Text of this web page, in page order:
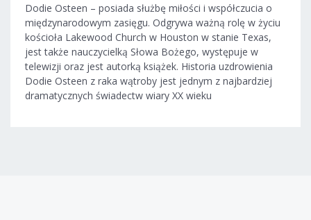
Dodie Osteen – posiada służbę miłości i współczucia o
międzynarodowym zasięgu. Odgrywa ważną rolę w życiu
kościoła Lakewood Church w Houston w stanie Texas,
jest także nauczycielką Słowa Bożego, występuje w
telewizji oraz jest autorką książek. Historia uzdrowienia
Dodie Osteen z raka wątroby jest jednym z najbardziej
dramatycznych świadectw wiary XX wieku